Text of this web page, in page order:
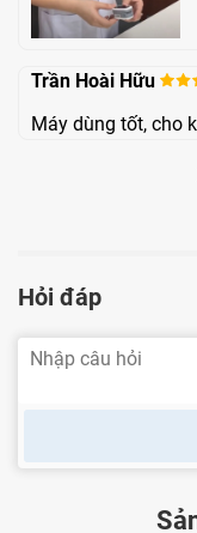
Ảnh
Ưu điểm vượt
Trần Hoài Hữu
Máy dùng tốt, cho
Hỏi đáp